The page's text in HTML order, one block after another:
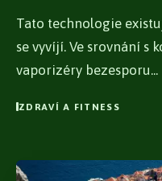
Tato technologie
se vyvíjí. Ve srovnání s
vaporizéry bezesporu...
ZDRAVÍ A FITNESS